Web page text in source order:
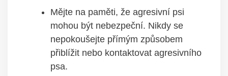
Mějte na paměti, že agresivní psi
mohou být nebezpeční. Nikdy ​se​
nepokoušejte přímým způsobem
přiblížit nebo kontaktovat agresivního
psa.